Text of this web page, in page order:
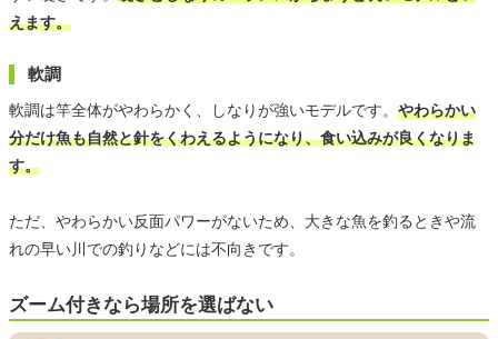
えます。
軟調
軟調は竿全体がやわらかく、しなりが強いモデルです。 やわらかい
分だけ魚も自然と針をくわえるようになり、食い込みが良くなりま
す。
ただ、やわらかい反面パワーがないため、大きな魚を釣るときや流
れの早い川での釣りなどには不向きです。
ズーム付きなら場所を選ばない